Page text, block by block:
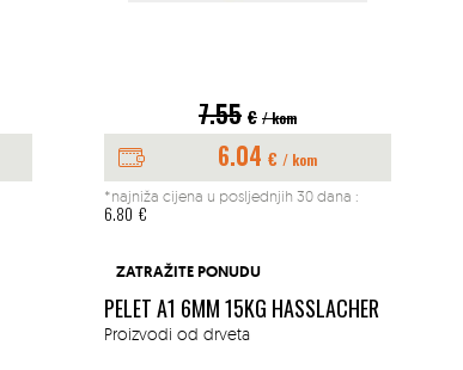
7.55 € / kom
6.04 € / kom
*najniža cijena u posljednjih 30 dana :
6.80 €
ZATRAŽITE PONUDU
PELET A1 6MM 15KG HASSLACHER
Proizvodi od drveta